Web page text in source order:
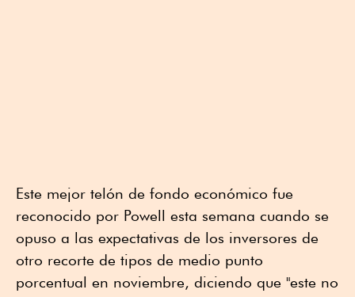
Este mejor telón de fondo económico fue
reconocido por Powell esta semana cuando se
opuso a las expectativas de los inversores de
otro recorte de tipos de medio punto
porcentual en noviembre, diciendo que "este no